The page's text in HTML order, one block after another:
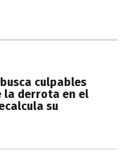
culpables
la derrota en el
su